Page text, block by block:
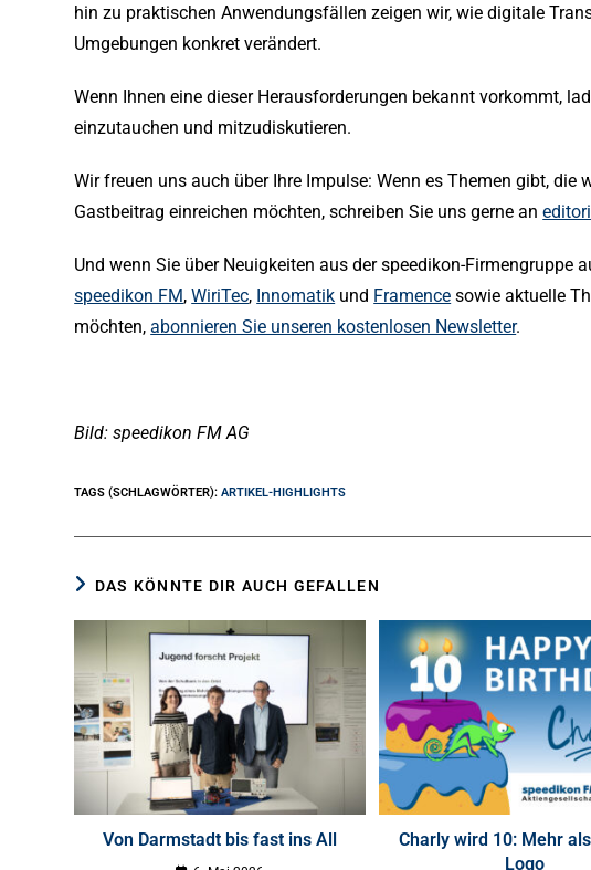
hin zu praktischen Anwendungsfällen zeigen wir, wie digitale
Umgebungen konkret verändert.
Wenn Ihnen eine dieser Herausforderungen bekannt vorkommt,
einzutauchen und mitzudiskutieren.
Wir freuen uns auch über Ihre Impulse: Wenn es Themen gibt, die
Gastbeitrag einreichen möchten, schreiben Sie uns gerne an
Und wenn Sie über Neuigkeiten aus der speedikon-Firmengruppe
speedikon FM,WiriTec, Innomatik und Framence sowie aktuelle
möchten,abonnieren Sie unseren kostenlosen Newsletter.
Bild: speedikon FM AG
TAGS (SCHLAGWÖRTER):ARTIKEL-HIGHLIGHTS
DAS KÖNNTE DIR AUCH GEFALLEN
Von Darmstadt bis fast ins All
Charly wird 10: Mehr
Logo